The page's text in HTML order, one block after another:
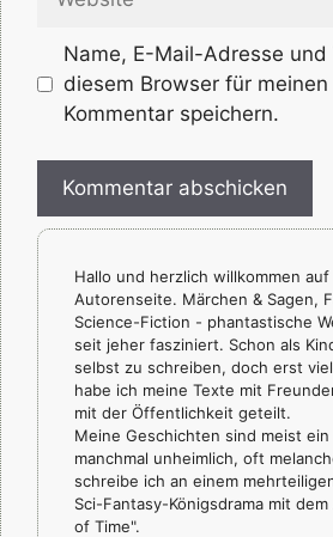
Name, E-Mail-Adresse und
diesem Browser für
Kommentar speichern.
Hallo und herzlich willkommen
Autorenseite. Märchen & Sagen,
Science-Fiction - phantastische
seit jeher fasziniert. Schon als
selbst zu schreiben, doch erst
habe ich meine Texte mit
mit der Öffentlichkeit geteilt.
Meine Geschichten sind meist
manchmal unheimlich, oft
schreibe ich an einem
Sci-Fantasy-Königsdrama mit
of Time".